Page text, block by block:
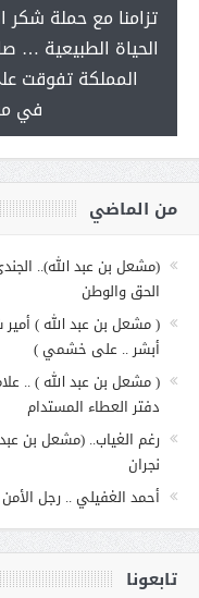
تزامنا مع حملة شكر
الحياة الطبيعية …
المملكة تفوقت
في
من الماضي
(مشعل بن عبد الله)..
الحق والوطن
( مشعل بن عبد الله )
أبشر .. على خشمي )
( مشعل بن عبد الله ) ..
دفتر العطاء المستدام
رغم الغياب.. (مشعل بن
نجران
أحمد الغفيلي .. رجل
تابعونا